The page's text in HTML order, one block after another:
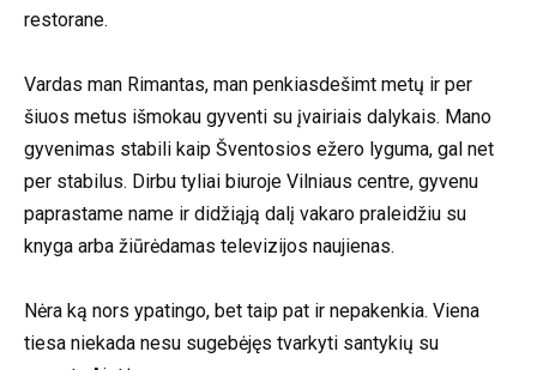
restorane.
Vardas man Rimantas, man penkiasdešimt metų ir per
šiuos metus išmokau gyventi su įvairiais dalykais. Mano
gyvenimas stabili kaip Šventosios ežero lyguma, gal net
per stabilus. Dirbu tyliai biuroje Vilniaus centre, gyvenu
paprastame name ir didžiąją dalį vakaro praleidžiu su
knyga arba žiūrėdamas televizijos naujienas.
Nėra ką nors ypatingo, bet taip pat ir nepakenkia. Viena
tiesa niekada nesu sugebėjęs tvarkyti santykių su